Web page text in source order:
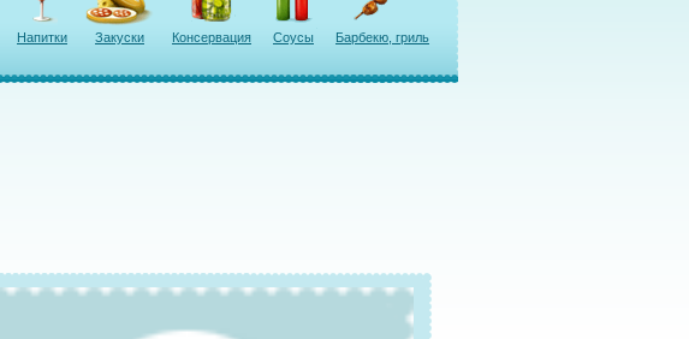
Напитки Закуски Консервация Соусы Барбекю, гриль